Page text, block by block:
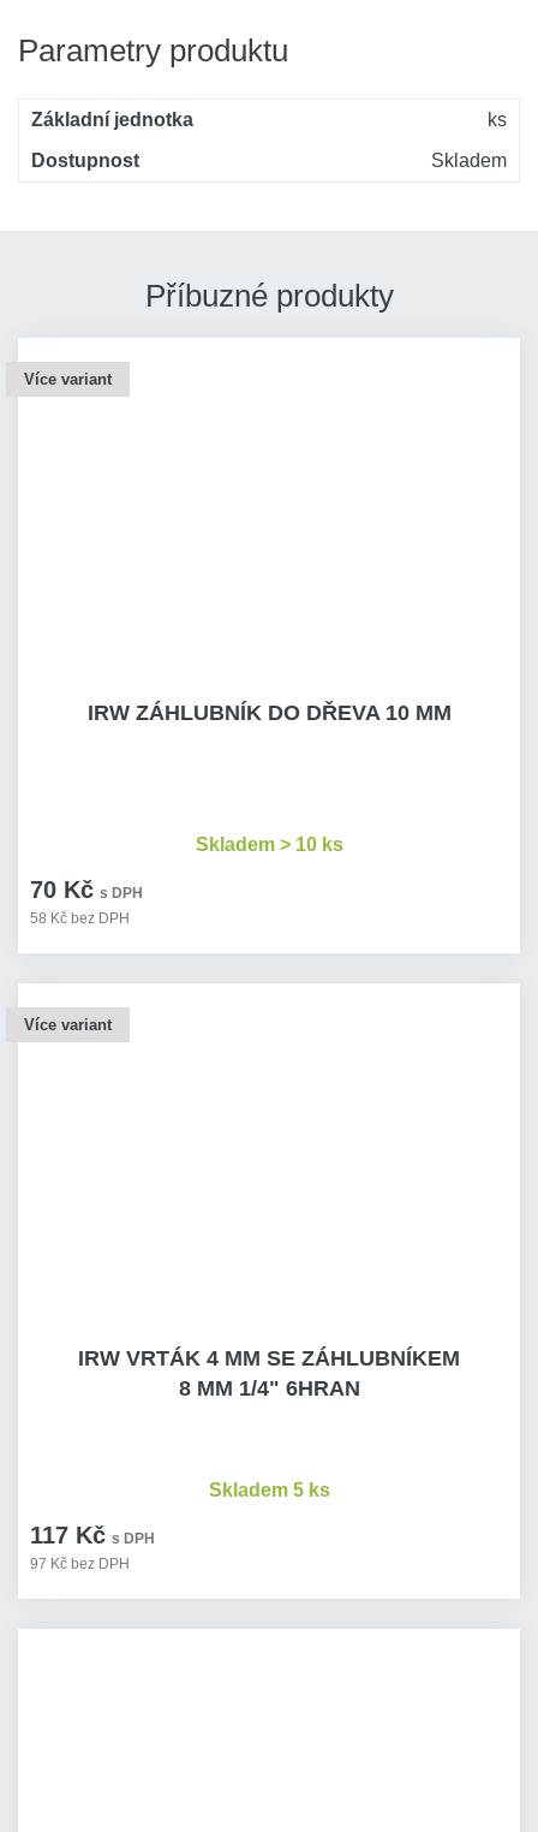
Parametry produktu
Základní jednotka
ks
Dostupnost
Skladem
Příbuzné produkty
Více variant
IRW ZÁHLUBNÍK DO DŘEVA 10 MM
70 Kč s DPH
58 Kč bez DPH
Skladem > 10 ks
Více variant
IRW VRTÁK 4 MM SE ZÁHLUBNÍKEM
8 MM 1/4" 6HRAN
117 Kč s DPH
97 Kč bez DPH
Skladem 5 ks